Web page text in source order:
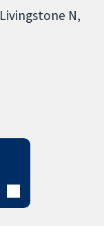
Livingstone N